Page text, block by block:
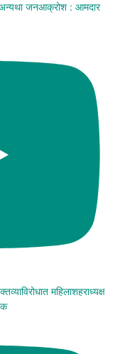
अन्यथा जनआक्रोश : आमदार
महिलाशहराध्यक्ष